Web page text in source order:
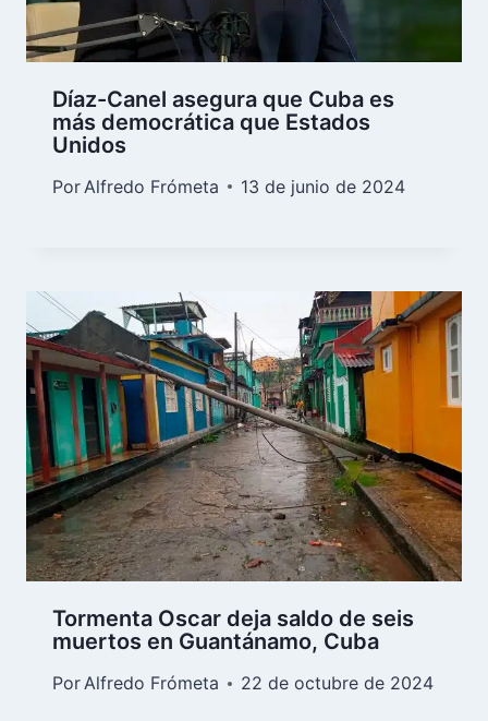
Díaz-Canel asegura que Cuba es
más democrática que Estados
Unidos
Por Alfredo Frómeta 13 de junio de 2024
Tormenta Oscar deja saldo de seis
muertos en Guantánamo, Cuba
PorAlfredo Frómeta 22 de octubre de 2024